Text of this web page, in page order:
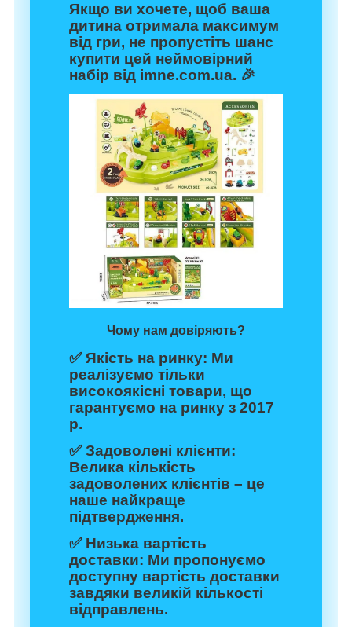
Якщо ви хочете, щоб ваша
дитина отримала максимум
від гри, не пропустіть шанс
купити цей неймовірний
набір від imne.com.ua. 🎉
Чому нам довіряють?
✅ Якість на ринку: Ми
реалізуємо тільки
високоякісні товари, що
гарантуємо на ринку з 2017
р.
✅Задоволені клієнти:
Велика кількість
задоволених клієнтів – це
наше найкраще
підтвердження.
✅ Низька вартість
доставки: Ми пропонуємо
доступну вартість доставки
завдяки великій кількості
відправлень.